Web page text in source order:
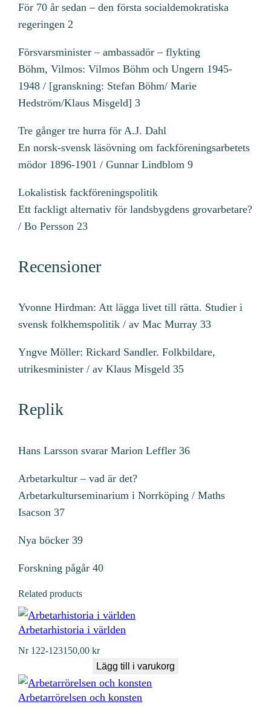
För 70 år sedan – den första socialdemokratiska
regeringen 2
Försvarsminister – ambassadör – flykting
Böhm, Vilmos: Vilmos Böhm och Ungern 1945-
1948 / [granskning: Stefan Böhm/ Marie
Hedström/Klaus Misgeld] 3
Tre gånger tre hurra för A.J. Dahl
En norsk-svensk läsövning om fackföreningsarbetets
mödor 1896-1901 / Gunnar Lindblom 9
Lokalistisk fackföreningspolitik
Ett fackligt alternativ för landsbygdens grovarbetare?
/ Bo Persson 23
Recensioner
Yvonne Hirdman: Att lägga livet till rätta. Studier i
svensk folkhemspolitik / av Mac Murray 33
Yngve Möller: Rickard Sandler. Folkbildare,
utrikesminister / av Klaus Misgeld 35
Replik
Hans Larsson svarar Marion Leffler 36
Arbetarkultur – vad är det?
Arbetarkulturseminarium i Norrköping / Maths
Isacson 37
Nya böcker 39
Forskning pågår 40
Related products
Arbetarhistoria i världen
Nr 122-123150,00kr
Lägg till i varukorg
Arbetarrörelsen och konsten